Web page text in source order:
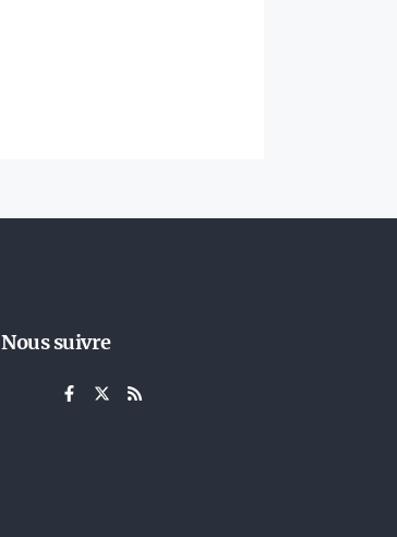
Nous suivre